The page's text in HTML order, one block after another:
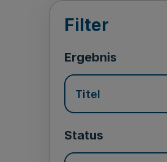
Filter
Ergebnis
Titel
Status